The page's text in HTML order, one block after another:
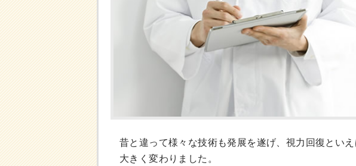
昔と違って様々な技術も発展を遂げ、視力回復とい
大きく変わりました。